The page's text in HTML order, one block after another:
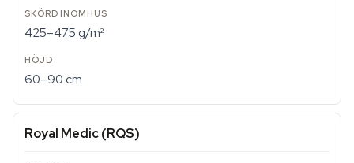
425–475 g/m²
60–90 cm
Royal Medic (RQS)